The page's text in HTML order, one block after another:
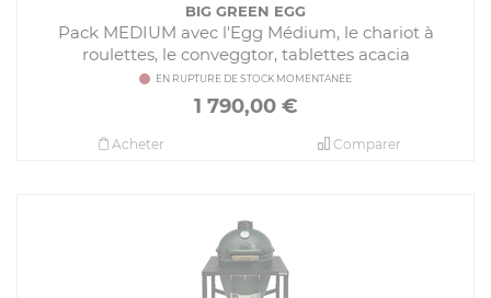
BIG GREEN EGG
Pack MEDIUM avec l'Egg Médium, le chariot à
roulettes, le conveggtor, tablettes acacia
EN RUPTURE DE STOCK MOMENTANÉE
1 790,00€
Comparer
Acheter